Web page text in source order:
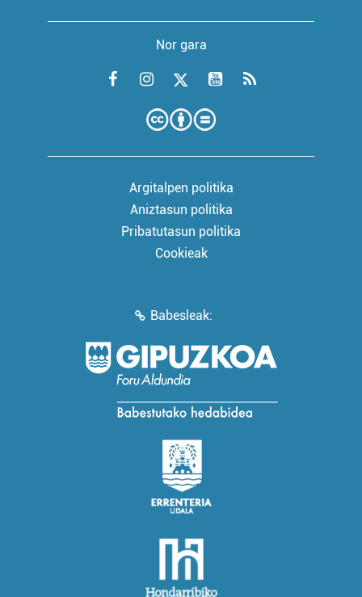
Nor gara
Argitalpen politika
Aniztasun politika
Pribatutasun politika
Cookieak
Babesleak: